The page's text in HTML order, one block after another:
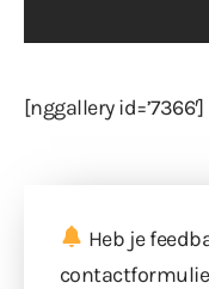
[nggallery id=’7366′]
Heb je